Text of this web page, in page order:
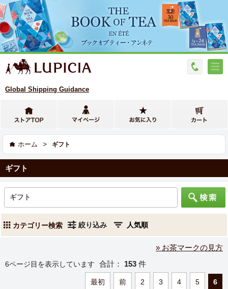
Global Shipping Guidance
ホーム > ギフト
ギフト
カテゴリー検索 絞り込み
» お茶マークの見方
6ページ目を表示しています 合計： 153 件
最初 前 2 3 4 5 6